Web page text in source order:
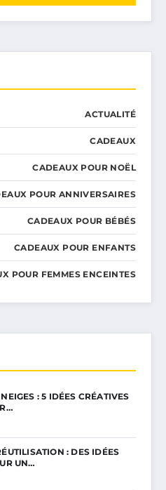
ACTUALITÉ
CADEAUX
CADEAUX POUR NOËL
POUR ANNIVERSAIRES
CADEAUX POUR BÉBÉS
CADEAUX POUR ENFANTS
POUR FEMMES ENCEINTES
: 5 IDÉES CRÉATIVES
: DES IDÉES
UN…